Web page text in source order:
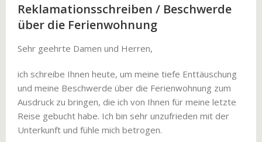
Reklamationsschreiben / Beschwerde
über die Ferienwohnung
Sehr geehrte Damen und Herren,
ich schreibe Ihnen heute, um meine tiefe Enttäuschung
und meine Beschwerde über die Ferienwohnung zum
Ausdruck zu bringen, die ich von Ihnen für meine letzte
Reise gebucht habe. Ich bin sehr unzufrieden mit der
Unterkunft und fühle mich betrogen.